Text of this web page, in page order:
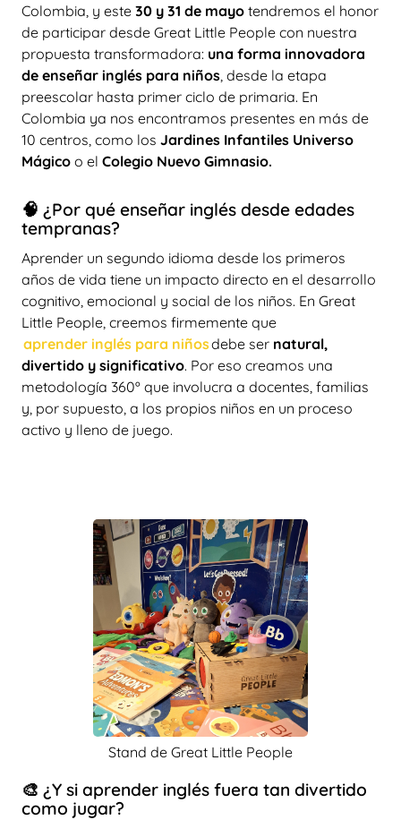
Colombia, y este 30 y 31 de mayo tendremos el honor
de participar desde Great Little People con nuestra
propuesta transformadora: una forma innovadora
de enseñar inglés para niños , desde la etapa
preescolar hasta primer ciclo de primaria. En
Colombia ya nos encontramos presentes en más de
10 centros, como los Jardines Infantiles Universo
Mágico o el Colegio Nuevo Gimnasio.
🧠 ¿Por qué enseñar inglés desde edades
tempranas?
Aprender un segundo idioma desde los primeros
años de vida tiene un impacto directo en el desarrollo
cognitivo, emocional y social de los niños. En Great
Little People, creemos firmemente que
aprender inglés para niñosdebe ser natural,
divertido y significativo. Por eso creamos una
metodología 360º que involucra a docentes, familias
y, por supuesto, a los propios niños en un proceso
activo y lleno de juego.
Stand de Great Little People
🎨 ¿Y si aprender inglés fuera tan divertido
como jugar?